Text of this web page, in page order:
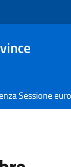
Sessione